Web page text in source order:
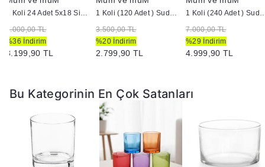
1 Koli 24 Adet 5x18 Siyah Silindir Kütük Mum
5.000,00 TL
%36 İndirim
3.199,90 TL
1 Koli (120 Adet ) Suda Yüzen Mum
3.500,00 TL
%20 İndirim
2.799,90 TL
1 Koli (240 Adet )
7.000,00 TL
%29 İndirim
4.999,90 TL
Bu Kategorinin En Çok Satanları